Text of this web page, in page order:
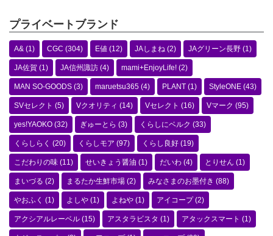
プライベートブランド
A& (1) CGC (304) E値 (12) JAしまね (2) JAグリーン長野 (1)
JA佐賀 (1) JA信州諏訪 (4) mami+EnjoyLife! (2)
MAN SO-GOODS (3) maruetsu365 (4) PLANT (1) StyleONE (43)
SVセレクト (5) Vクオリティ (14) Vセレクト (16) Vマーク (95)
yes!YAOKO (32) ぎゅーとら (3) くらしにベルク (33)
くらしらく (20) くらしモア (97) くらし良好 (19)
こだわりの味 (11) せいきょう醤油 (1) だいわ (4) とりせん (1)
まいづる (2) まるたか生鮮市場 (2) みなさまのお墨付き (88)
やおふく (1) よしや (1) よねや (1) アイコープ(2)
アクシアルレーベル (15) アスタラビスタ (1) アタックスマート (1)